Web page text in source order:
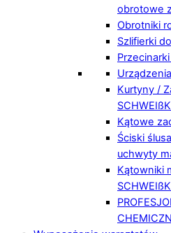
obrotowe
Obrotniki
Szlifierki
Kurtyny /
Kątowe
Ściski
uchwyty
Kątowniki